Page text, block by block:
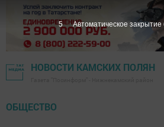
НОВОСТИ КАМСКИХ ПОЛЯН
ОБЩЕСТВО
3 Автоматическое